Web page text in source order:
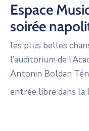
Espace
soirée
les plus belles
l’auditorium de
Antonin Boldan
entrée libre dans la